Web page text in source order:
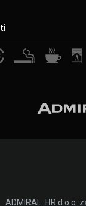
ADMIRAL .HR d.o.o.